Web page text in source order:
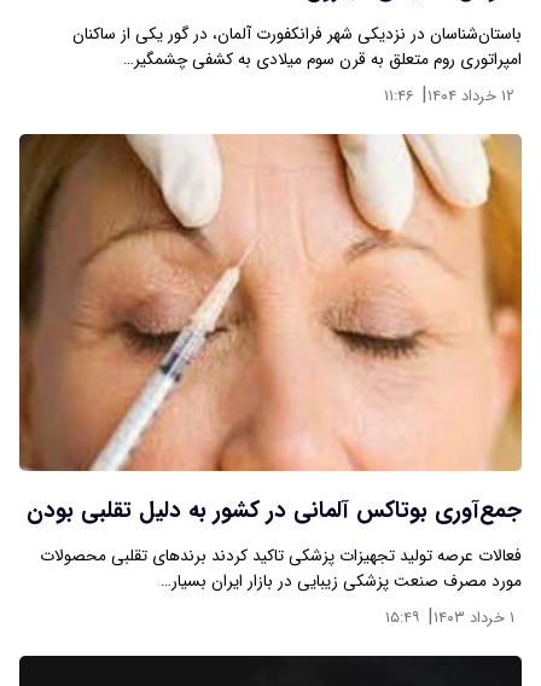
باستان‌شناسان در نزدیکی شهر فرانکفورت آلمان، در گور یکی از ساکنان
امپراتوری روم متعلق به قرن سوم میلادی به کشفی چشمگیر…
۱۲ خرداد ۱۴۰۴ | ۱۱:۴۶
جمع‌آوری بوتاکس آلمانی در کشور به دلیل تقلبی بودن
فعالات عرصه تولید تجهیزات پزشکی تاکید کردند برندهای تقلبی محصولات
مورد مصرف صنعت پزشکی زیبایی در بازار ایران بسیار…
۱ خرداد ۱۴۰۳ | ۱۵:۴۹